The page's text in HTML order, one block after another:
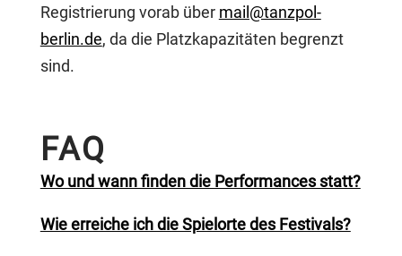
Registrierung vorab über mail@tanzpol-
berlin.de, da die Platzkapazitäten begrenzt
sind.
FAQ
Wo und wann finden die Performances statt?
Wie erreiche ich die Spielorte des Festivals?